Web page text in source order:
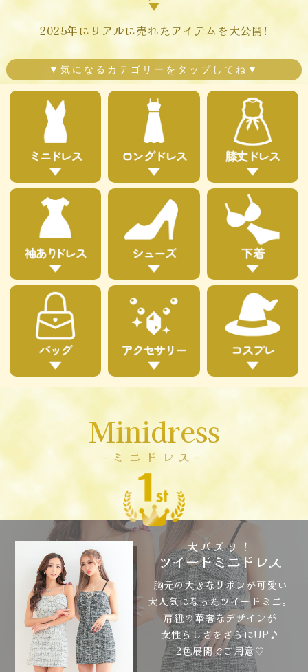
2025年にリアルに売れたアイテムを大公開!
▼気になるカテゴリーをタップしてね▼
Minidress
-ミニドレス-
大バズり！
ツイードミニドレス
胸元の大きなリボンが可愛い
大人気になったツイードミニ。
肩紐の華奢なデザインが
女性らしさをさらにUP♪
2色展開でご用意♡